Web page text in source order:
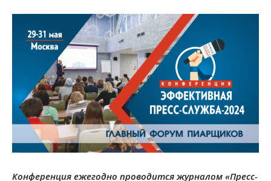
Конференция ежегодно проводится журналом «Пресс-